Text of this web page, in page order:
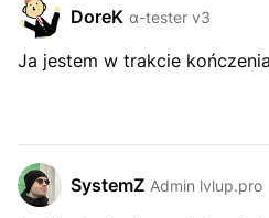
DoreK α-tester v3
Ja jestem w trakcie
SystemZ Admin lvlup.pro